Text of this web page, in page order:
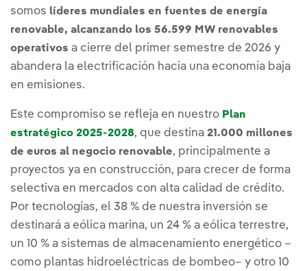
somos líderes mundiales en fuentes de energía
renovable, alcanzando los 56.599 MW renovables
operativos a cierre del primer semestre de 2026 y
abandera la electrificación hacia una economía baja
en emisiones.
Este compromiso se refleja en nuestro Plan
estratégico 2025-2028, que destina 21.000 millones
de euros al negocio renovable, principalmente a
proyectos ya en construcción, para crecer de forma
selectiva en mercados con alta calidad de crédito.
Por tecnologías, el 38 % de nuestra inversión se
destinará a eólica marina, un 24 % a eólica terrestre,
un 10 % a sistemas de almacenamiento energético –
como plantas hidroeléctricas de bombeo– y otro 10